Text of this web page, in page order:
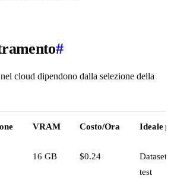
#
cloud dipendono dalla selezione della
VRAM Costo/Ora Ideale
16 GB $0.24
Dataset
test